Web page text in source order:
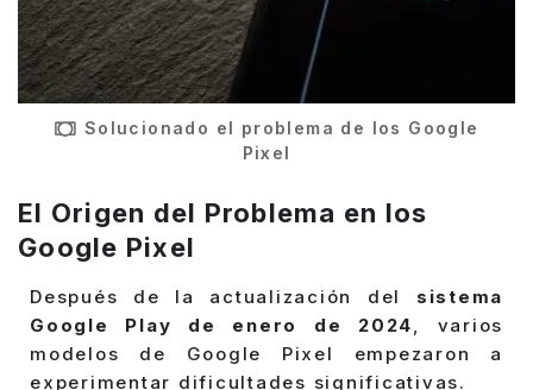
Solucionado el problema de los Google
Pixel
El Origen del Problema en los
Google Pixel
Después de la actualización del sistema
Google Play de enero de 2024, varios
modelos de Google Pixel empezaron a
experimentar dificultades significativas.